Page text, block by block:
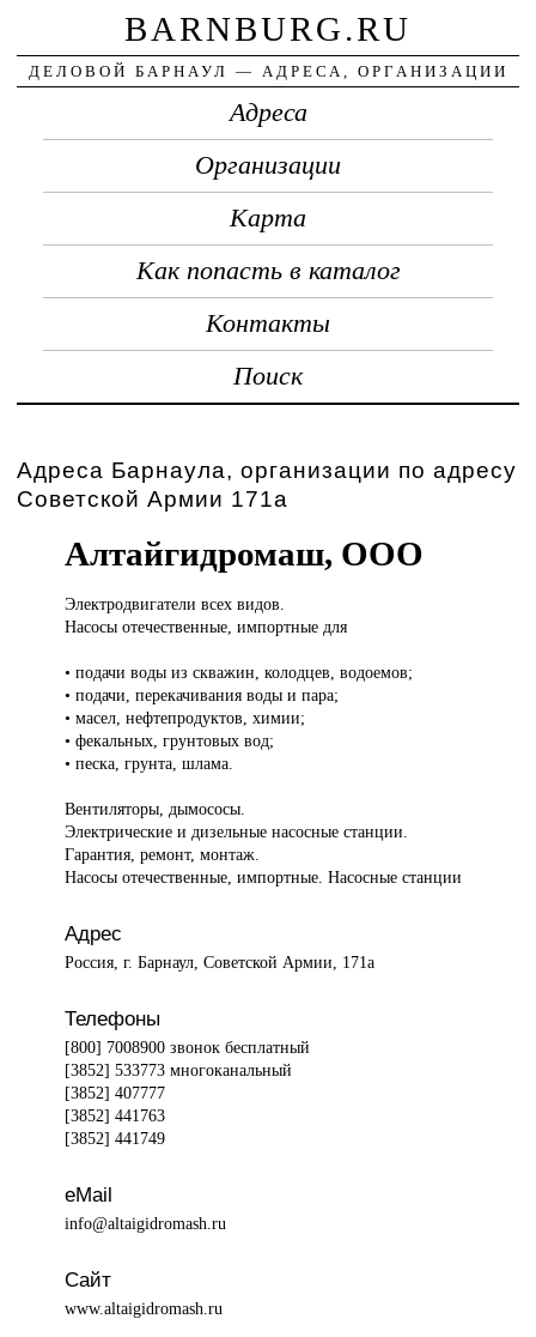
BARNBURG.RU
ДЕЛОВОЙ БАРНАУЛ — АДРЕСА, ОРГАНИЗАЦИИ
Адреса
Организации
Карта
Как попасть в каталог
Контакты
Поиск
Адреса Барнаула, организации по адресу
Советской Армии 171а
Алтайгидромаш, ООО
Электродвигатели всехвидов.
Насосы отечественные, импортные для
• подачи воды из скважин, колодцев, водоемов;
• подачи, перекачивания воды и пара;
• масел, нефтепродуктов, химии;
• фекальных, грунтовых вод;
• песка, грунта, шлама.
Вентиляторы, дымососы.
Электрические и дизельные насосные станции.
Гарантия, ремонт, монтаж.
Насосы отечественные, импортные. Насосные станции
Адрес
Россия, г. Барнаул, Советской Армии, 171а
Телефоны
[800] 7008900 звонок бесплатный
[3852] 533773 многоканальный
[3852] 407777
[3852] 441763
[3852] 441749
eMail
info@altaigidromash.ru
Сайт
www.altaigidromash.ru